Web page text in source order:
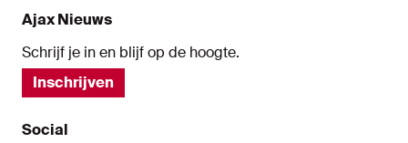
Ajax Nieuws
Schrijf je in en blijf op de hoogte.
Inschrijven
Social